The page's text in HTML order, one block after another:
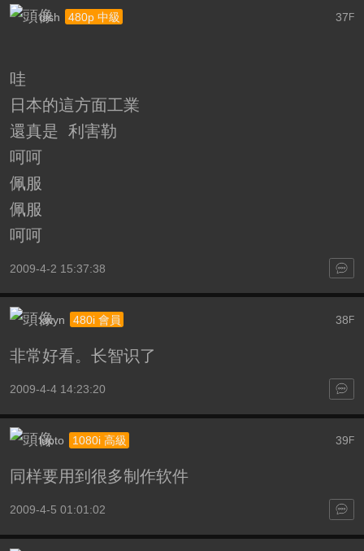
37 F
dish 480p 中級
哇
日本的這方面工業
還真是 利害勒
呵呵
佩服
佩服
呵呵
2009-4-2 15:37:38
38 F
xwyn 480i 會員
非常好看。长智识了
2009-4-4 14:23:20
39 F
lupto 1080i 高級
同样要用到很多制作软件
2009-4-5 01:01:02